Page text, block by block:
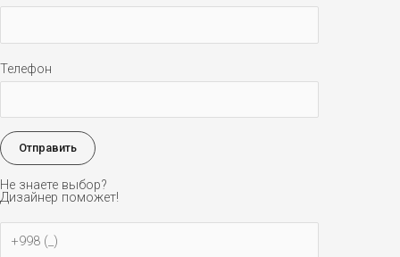
Телефон
Не знаете выбор?
Дизайнер поможет!